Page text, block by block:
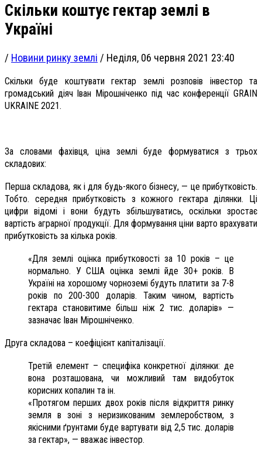
Скільки коштує гектар землі в
Україні
/ Новини ринку землі / Неділя, 06 червня 2021 23:40
Скільки буде коштувати гектар землі розповів інвестор та
громадський діяч Іван Мірошніченко під час конференції GRAIN
UKRAINE 2021.
За словами фахівця, ціна землі буде формуватися з трьох
складових:
Перша складова, як і для будь-якого бізнесу, — це прибутковість.
Тобто. середня прибутковість з кожного гектара ділянки. Ці
цифри відомі і вони будуть збільшуватись, оскільки зростає
вартість аграрної продукції. Для формування ціни варто врахувати
прибутковість за кілька років.
«Для землі оцінка прибутковості за 10 років – це
нормально. У США оцінка землі йде 30+ років. В
Україні на хорошому чорноземі будуть платити за 7-8
років по 200-300 доларів. Таким чином, вартість
гектара становитиме більш ніж 2 тис. доларів» —
зазначає Іван Мірошніченко.
Друга складова – коефіцієнт капіталізації.
Третій елемент – специфіка конкретної ділянки: де
вона розташована, чи можливий там видобуток
корисних копалин та ін.
«Протягом перших двох років після відкриття ринку
земля в зоні з неризикованим землеробством, з
якісними ґрунтами буде вартувати від 2,5 тис. доларів
за гектар», — вважає інвестор.